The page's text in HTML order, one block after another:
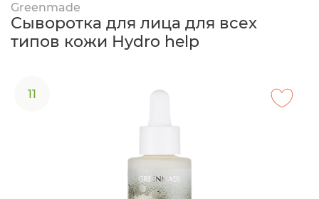
Greenmade
Сыворотка для лица для всех
типов кожи Hydro help
11